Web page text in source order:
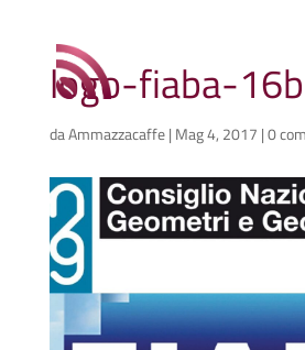
logo-fiaba-
daAmmazzacaffe| Mag 4, 2017 |0